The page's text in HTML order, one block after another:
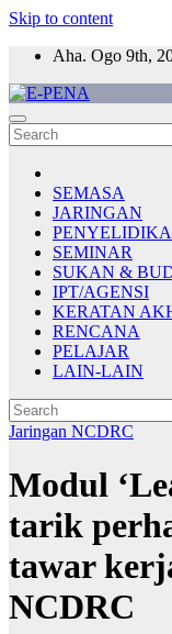
Skip to content
Aha. Ogo 9th,
E-PENA
Berita Digital Terkini
SEMASA
JARINGAN
SEMINAR
SUKAN &
IPT/AGENSI
KERATAN
RENCANA
PELAJAR
LAIN-LAIN
Jaringan NCDRC
Modul
tarik
tawar
NCDRC